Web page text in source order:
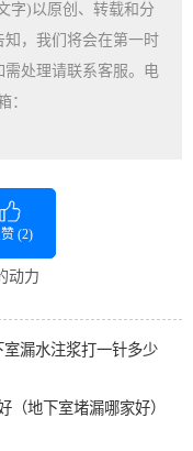
字)以原创、转载和分
，我们将会在第一时
处理请联系客服。电
：
(2)
动力
漏水注浆打一针多少
（地下室堵漏哪家好）